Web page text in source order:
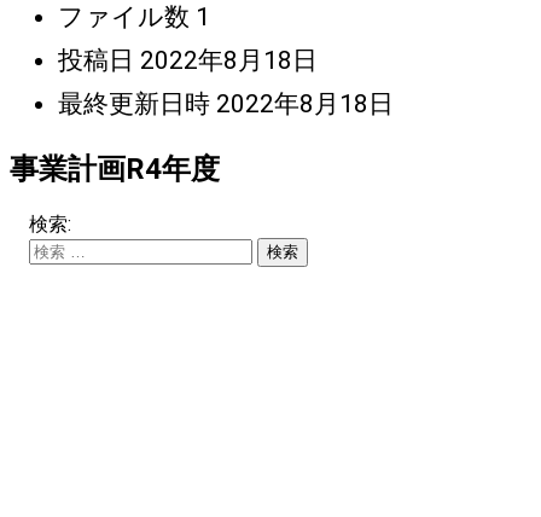
ファイル数 1
投稿日 2022年8月18日
最終更新日時 2022年8月18日
事業計画R4年度
検索: